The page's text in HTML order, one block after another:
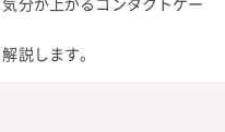
説します。